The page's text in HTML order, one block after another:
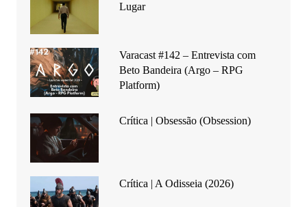
Lugar
Varacast #142 – Entrevista com
Beto Bandeira (Argo – RPG
Platform)
Crítica | Obsessão (Obsession)
Crítica | A Odisseia (2026)